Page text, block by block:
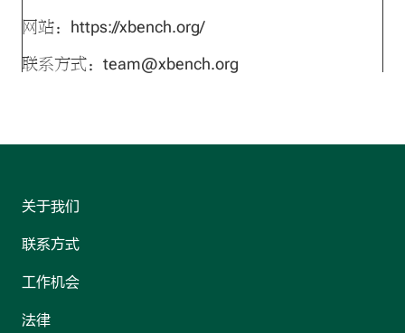
网站： https://xbench.org/
联系方式：team@xbench.org
关于我们
联系方式
工作机会
法律